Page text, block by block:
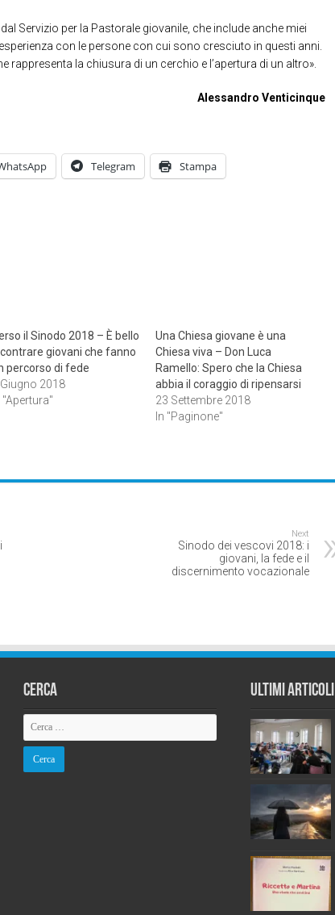
Servizio per la Pastorale giovanile, che include anche miei
con le persone con cui sono cresciuto in questi anni.
rappresenta la chiusura di un cerchio e l’apertura di un altro».
Alessandro Venticinque
Telegram Stampa
il Sinodo 2018 – È bello
giovani che fanno
percorso di fede
2018
"Apertura"
Una Chiesa giovane è una
Chiesa viva – Don Luca
Ramello: Spero che la Chiesa
abbia il coraggio di ripensarsi
23 Settembre 2018
In "Paginone"
Next
Sinodo dei vescovi 2018: i
giovani, la fede e il
discernimento vocazionale
Cerca Ultimi Articoli